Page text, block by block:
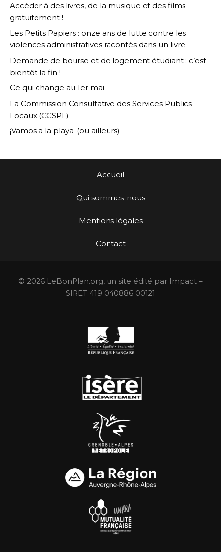
Accéder à des livres, de la musique et des films
gratuitement !
Les Petits Papiers : onze ans de lutte contre les
violences administratives racontés dans un livre
Demande de bourse et de logement étudiant : c’est
bientôt la fin !
Ce qui change au 1er mai
La Commission Consultative des Services Publics
Locaux (CCSPL)
¡Vamos a la playa! (ou ailleurs)
Accueil
Qui sommes-nous
Mentions légales
Contact
© 2026 LeBonPlan.org, un site édité par Impact –
SIRET 419 040886 00121